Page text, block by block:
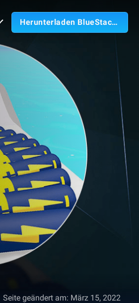
Herunterladen BlueStacks
Seite geändert am: März 15, 2022